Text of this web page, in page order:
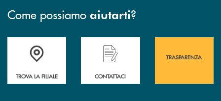
Come possiamo aiutarti?
Accedi all' elenco completo&nbsp; delle&nbsp; filiali&nbsp; di Banca
TROVA LA FILIALE
Hai bisogno di assistenza immediata?
CONTATTACI
TRASPARENZA